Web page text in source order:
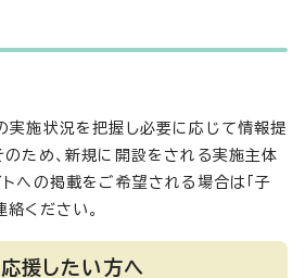
実施状況を把握し必要に応じて情報提
のため、新規に開設をされる実施主体
トへの掲載をご希望される場合は「子
ください。
援したい方へ